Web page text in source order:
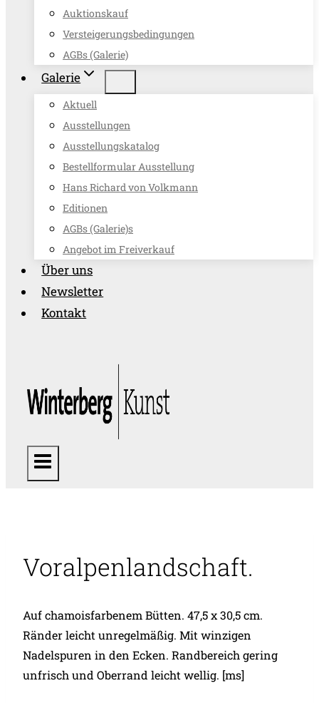
Auktionskauf
Versteigerungsbedingungen
AGBs (Galerie)
Galerie
Aktuell
Ausstellungen
Ausstellungskatalog
Bestellformular Ausstellung
Hans Richard von Volkmann
Editionen
AGBs (Galerie)s
Angebot im Freiverkauf
Über uns
Newsletter
Kontakt
Voralpenlandschaft.
Auf chamoisfarbenem Bütten. 47,5 x 30,5 cm.
Ränder leicht unregelmäßig. Mit winzigen
Nadelspuren in den Ecken. Randbereich gering
unfrisch und Oberrand leicht wellig. [ms]